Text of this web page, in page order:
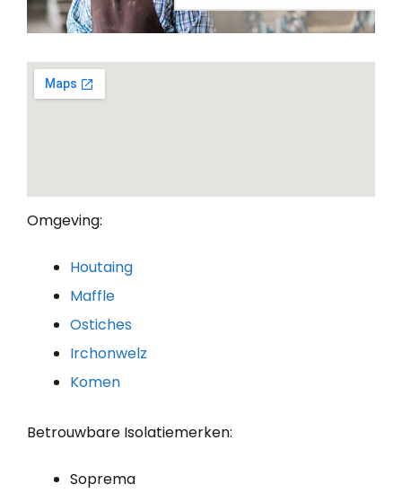
Omgeving:
Houtaing
Maffle
Ostiches
Irchonwelz
Komen
Betrouwbare Isolatiemerken:
Soprema